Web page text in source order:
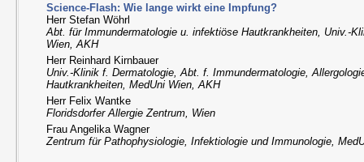
Science-Flash: Wie lange wirkt eine Impfung?
Herr Stefan Wöhrl
Abt. für Immundermatologie u. infektiöse Hautkrankheiten, Univ.-
Wien, AKH
Herr Reinhard Kirnbauer
Univ.-Klinik f. Dermatologie, Abt. f. Immundermatologie,
Hautkrankheiten, MedUni Wien, AKH
Herr Felix Wantke
Floridsdorfer Allergie Zentrum, Wien
Frau Angelika Wagner
Zentrum für Pathophysiologie, Infektiologie und Immunologie,